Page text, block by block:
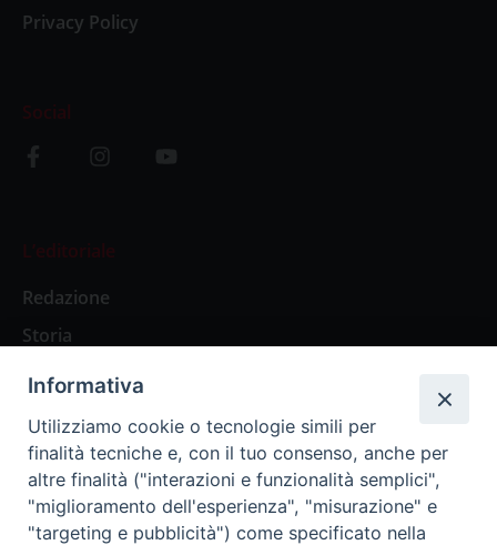
Privacy Policy
Social
L’editoriale
Redazione
Storia
Abbonamenti
Abbonamento Annuale Digitale
Abbonamento Annuale Cartaceo
Informativa
Utilizziamo cookie o tecnologie simili per
finalità tecniche e, con il tuo consenso, anche per
altre finalità ("interazioni e funzionalità semplici",
"miglioramento dell'esperienza", "misurazione" e
"targeting e pubblicità") come specificato nella